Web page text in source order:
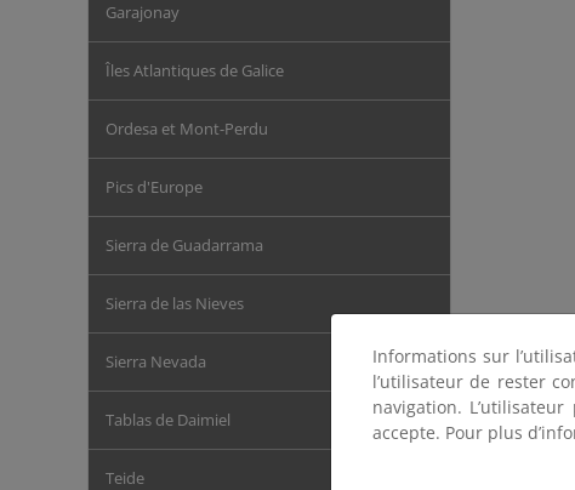
Garajonay
Îles Atlantiques de Galice
Ordesa et Mont-Perdu
Pics d'Europe
Sierra de Guadarrama
Sierra de las Nieves
Sierra Nevada
Tablas de Daimiel
Teide
Informations sur
l’utilisateur de rester
navigation.
accepte. Pour plus